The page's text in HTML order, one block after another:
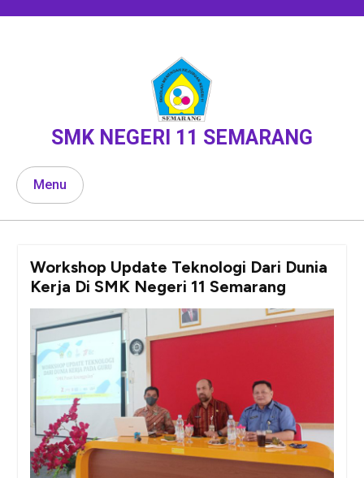
SMK NEGERI 11 SEMARANG
Menu
Workshop Update Teknologi Dari Dunia
Kerja Di SMK Negeri 11 Semarang